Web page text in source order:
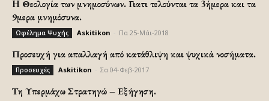
H Θεολογία των μνημοσύνων. Γιατι τελούνται τα 3ήμερα και τα
9μερα μνημόσυνα.
Ωφέλημα Ψυχής Askitikon Πα 25-Μάι-2018
Προσευχή για απαλλαγή από κατάθλιψη και ψυχικά νοσήματα.
Προσευχές Askitikon Σα 04-Φεβ-2017
Τη Υπερμάχω Στρατηγώ – Εξήγηση.